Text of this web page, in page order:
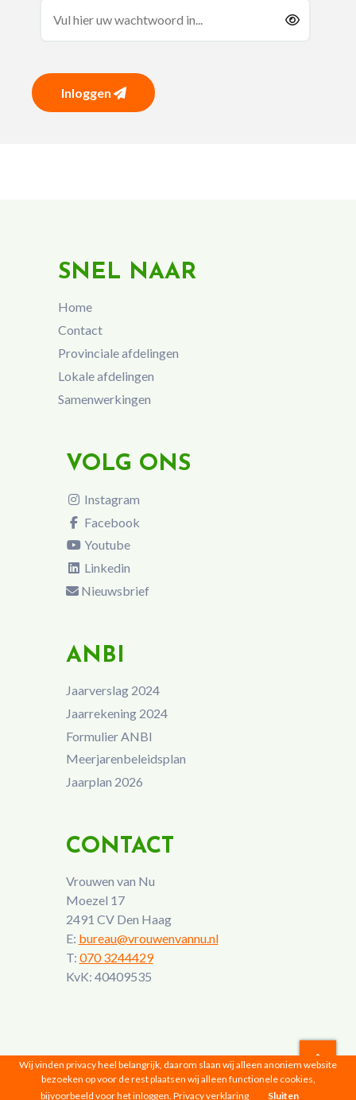
Inloggen
SNEL NAAR
Home
Contact
Provinciale afdelingen
Lokale afdelingen
Samenwerkingen
VOLG ONS
Instagram
Facebook
Youtube
Linkedin
Nieuwsbrief
ANBI
Jaarverslag 2024
Jaarrekening 2024
Formulier ANBI
Meerjarenbeleidsplan
Jaarplan 2026
CONTACT
Vrouwen van Nu
Moezel 17
2491 CV Den Haag
E: bureau@vrouwenvannu.nl
T: 070 3244429
KvK: 40409535
Vrouwen van Nu © 2026 |Privacyverklaring
Wij vinden privacy heel belangrijk, daarom slaan wij alleen anoniem website
bezoeken op voor de rest plaatsen wij alleen functionele cookies,
bijvoorbeeld voor het inloggen. Privacy verklaring Sluiten